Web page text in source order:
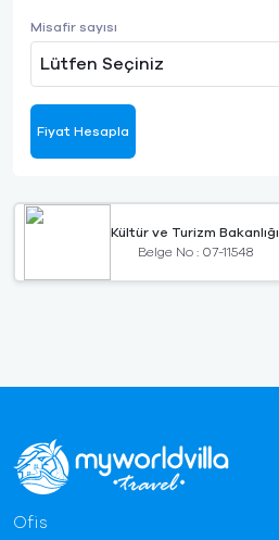
Misafir sayısı
Lütfen Seçiniz
Fiyat Hesapla
Kültür ve Turizm Bakanlığı
Belge No : 07-11548
Ofis